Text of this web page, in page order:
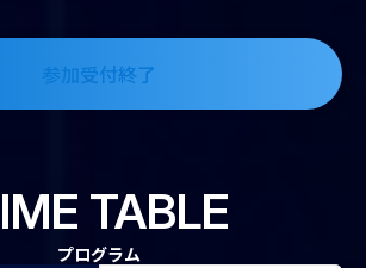
参加受付終了
プログラム
TABLE